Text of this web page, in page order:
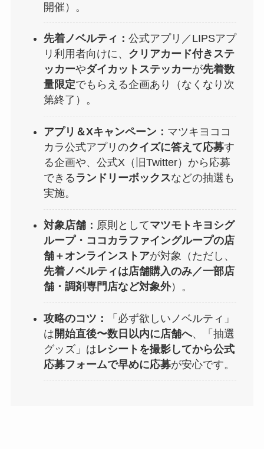
開催）。
先着ノベルティ： 公式アプリ／LIPSアプ
リ利用者向けに、 クリアカード付きステ
ッカーやダイカットステッカーが先着数
量限定でもらえる企画あり（なくなり次
第終了）。
アプリ＆Xキャンペーン： マツキヨココ
カラ公式アプリのクイズに答えて応募す
る企画や、公式X（旧Twitter）から応募
できる ランドリーボックスなどの抽選も
実施。
対象店舗： 原則としてマツモトキヨシグ
ループ・ココカラファイングループの店
舗＋オンラインストアが対象（ただし、
先着ノベルティは店舗購入のみ／一部店
舗・調剤専門店など対象外）。
攻略のコツ：
「必ず欲しいノベルティ」
は 開始直後〜数日以内に店舗へ、「抽選
グッズ」はレシートを撮影してから公式
応募フォームで早めに応募が安心です。